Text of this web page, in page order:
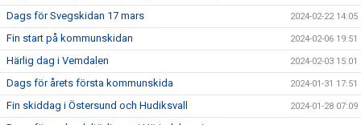
Dags för Svegskidan 17 mars 2024-02-22 14:05
Fin start på kommunskidan 2024-02-06 19:51
Härlig dag i Vemdalen 2024-02-03 15:01
Dags för årets första kommunskida 2024-01-31 17:51
Fin skiddag i Östersund och Hudiksvall 2024-01-28 07:09